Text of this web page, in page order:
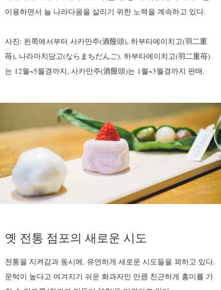
이용하면서 늘 나라다움을 살리기 위한 노력을 계속하고 있다.
사진: 왼쪽에서부터 사카만주(酒饅頭), 하부타에이치고(羽二重
苺), 나라마치당고(ならまちだんご). 하부타에이치고(羽二重苺)
는 12월~5월경까지, 사카만주(酒饅頭)는 1월~3월경까지 판매.
옛 전통 점포의 새로운 시도
전통을 지켜감과 동시에, 유연하게 새로운 시도들을 꾀하고 있다.
문턱이 높다고 여겨지기 쉬운 화과자인 만큼 친근하게 흥미를 가